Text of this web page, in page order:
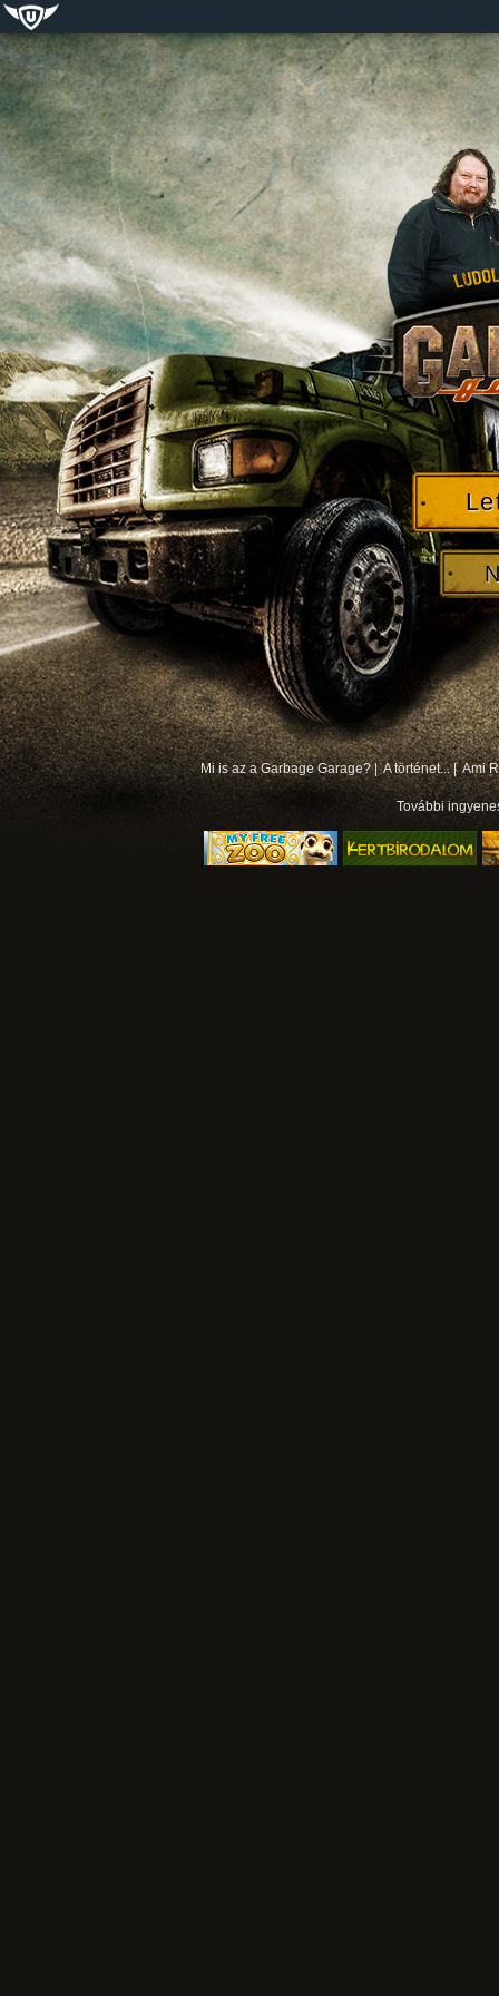
Mi is az a Garbage Garage? |A történet... |Ami
További